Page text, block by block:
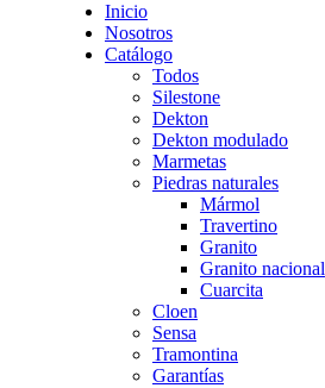
Inicio
Nosotros
Catálogo
Todos
Silestone
Dekton
Dekton modulado
Marmetas
Piedras naturales
Mármol
Travertino
Granito
Granito nacional
Cuarcita
Cloen
Sensa
Tramontina
Garantías